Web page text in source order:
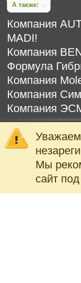
А также:
Компания
MADI!
Компания
Формула
Компания
Компания
Компания
Мы
сайт